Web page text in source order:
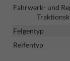
Fahrwerk- und
Felgentyp
Reifentyp